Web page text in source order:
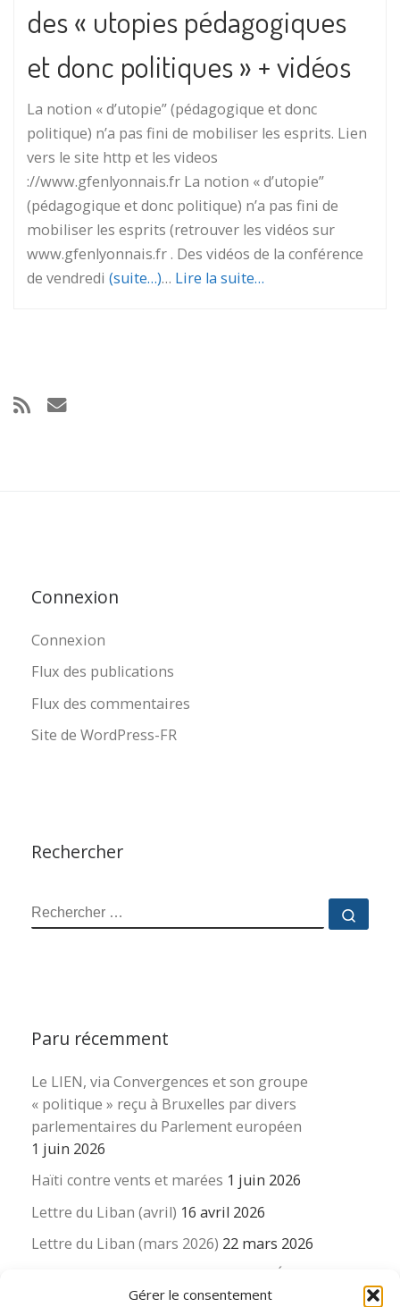
Gérer le consentement
des « utopies pédagogiques
et donc politiques » + vidéos
La notion « d’utopie” (pédagogique et donc
politique) n’a pas fini de mobiliser les esprits. Lien
vers le site http et les videos
://www.gfenlyonnais.fr La notion « d’utopie”
(pédagogique et donc politique) n’a pas fini de
mobiliser les esprits (retrouver les vidéos sur
www.gfenlyonnais.fr . Des vidéos de la conférence
de vendredi (suite…)… Lire la suite…
Connexion
Connexion
Flux des publications
Flux des commentaires
Site de WordPress-FR
Rechercher
RECHERCHER
Paru récemment
Le LIEN, via Convergences et son groupe
« politique » reçu à Bruxelles par divers
parlementaires du Parlement européen
1 juin 2026
Haïti contre vents et marées 1 juin 2026
Lettre du Liban (avril) 16 avril 2026
Lettre du Liban (mars 2026) 22 mars 2026
La revue « Educateur » décapitée ? L’Éducation
nouvelle et ses liens avec la revue du Syndicat